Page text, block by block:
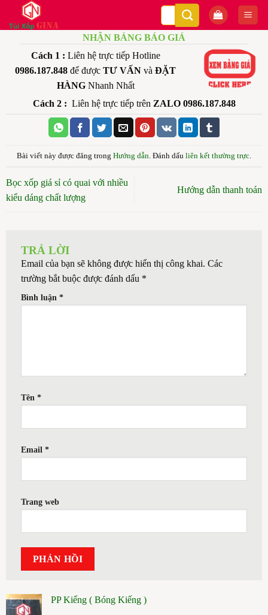
qua
Tìm
kiếm:
PP Kiếng ( Bóng Kiếng )
NHẬN BẢNG BÁO GIÁ
Cách 1 : Liên hệ trực tiếp Hotline
0986.187.848để đượcTƯ VẤN vàĐẶT
HÀNGNhanh Nhất
Cách 2 : Liên hệ trực tiếp trên ZALO 0986.187.848
Bài viết này được đăng trong Hướng dẫn . Đánh dấu liên kết thường trực
Bọc xốp giá sỉ có quai với nhiều
kiểu dáng chất lượng
Hướng dẫn thanh toán
TRẢ LỜI
Email của bạn sẽ không được hiển thị công khai. Các
trường bắt buộc được đánh dấu *
Bình luận *
Tên *
Email *
Trang web